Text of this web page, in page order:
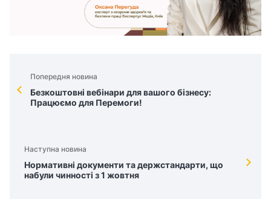
Попередня новина
Безкоштовні вебінари для вашого бізнесу:
Працюємо для Перемоги!
Наступна новина
Нормативні документи та держстандарти, що
набули чинності з 1 жовтня